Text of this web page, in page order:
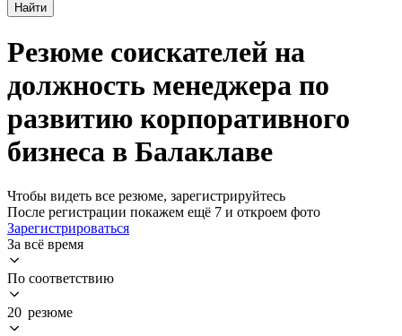
Найти
Резюме соискателей на
должность менеджера по
развитию корпоративного
бизнеса в Балаклаве
Чтобы видеть все резюме, зарегистрируйтесь
После регистрации покажем ещё 7 и откроем фото
Зарегистрироваться
За всё время
По соответствию
20 резюме